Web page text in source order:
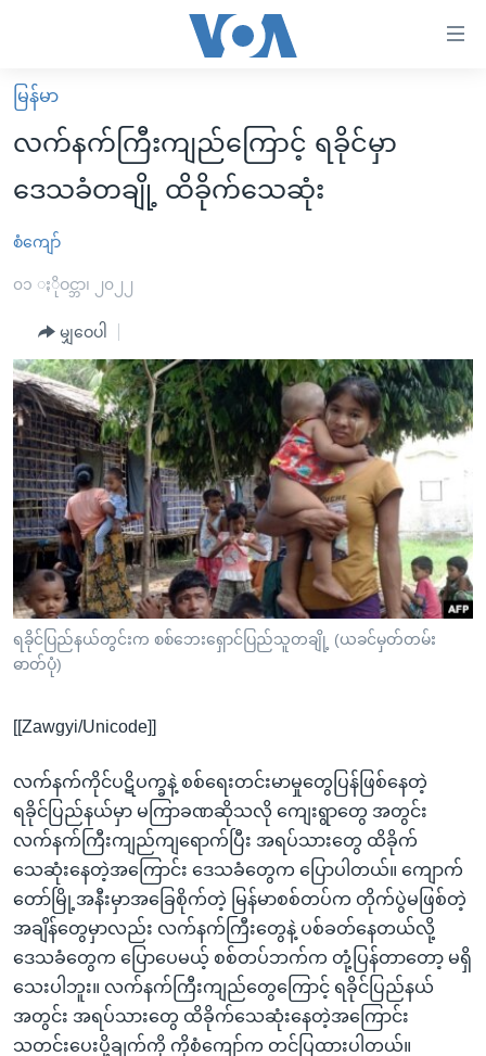
လွယ်ကူ
စေ
များ
ပင်မ
ကျော်
ကြည့်
ရန်
ပင်မ
အ
ညွန်း
စာမျက်နှာ
သို့
ကျော်
ကြည့်
ရန်
ရန်
သို့
ကျော်
ရန်
မူလစာမျက်နှာ
မြန်မာ
ကမ္ဘာ့သတင်းများ
နိုင်ငံတကာ
အစ္စရေး-ပါလက်စတိုင်း
ဗွီဒီယို
အင်္ဂလိပ်စာလေ့လာမယ်
အမေရိကန်သုံးအီဒီယံ
မကြေးမုံရဲ့ အင်္ဂလိပ်စာ
ရုပ်ရှင်ထဲက အင်္ဂလိပ်စာ
သုတပဒေသာ အင်္ဂလိပ်စာ
အပတ်စဉ်ကဏ္ဍများ
ရေဒီယို
တီဗွီ
ရေဒီယိုနှင့်ရုပ်သံ အချက်အလက်များ
ရေဒီယို/တီဗွီအစီအစဉ်
Learning English
ဗွီအိုအေ လူမှုကွန်ယက်များ
မြန်မာ
လက်နက်ကြီးကျည်ကြောင့် ရခိုင်မှာ
ဒေသခံတချို့ ထိခိုက်သေဆုံး
စံကျော်
၀၁ ႏိုဝင္ဘာ၊ ၂၀၂၂
မျှဝေပါ
ရခိုင်ပြည်နယ်တွင်းက စစ်ဘေးရှောင်ပြည်သူတချို့ (ယခင်မှတ်တမ်း
ဓာတ်ပုံ)
[[Zawgyi/Unicode]]
လက်နက်ကိုင်ပဋိပက္ခနဲ့ စစ်ရေးတင်းမာမှုတွေပြန်ဖြစ်နေတဲ့
ရခိုင်ပြည်နယ်မှာ မကြာခဏဆိုသလို ကျေးရွာတွေ အတွင်း
လက်နက်ကြီးကျည်ကျရောက်ပြီး အရပ်သားတွေ ထိခိုက်
သေဆုံးနေတဲ့အကြောင်း ဒေသခံတွေက ပြောပါတယ်။ ကျောက်
တော်မြို့အနီးမှာအခြေစိုက်တဲ့ မြန်မာစစ်တပ်က တိုက်ပွဲမဖြစ်တဲ့
အချိန်တွေမှာလည်း လက်နက်ကြီးတွေနဲ့ ပစ်ခတ်နေတယ်လို့
ဒေသခံတွေက ပြောပေမယ့် စစ်တပ်ဘက်က တုံ့ပြန်တာတော့ မရှိ
သေးပါဘူး။ လက်နက်ကြီးကျည်တွေကြောင့် ရခိုင်ပြည်နယ်
အတွင်း အရပ်သားတွေ ထိခိုက်သေဆုံးနေတဲ့အကြောင်း
သတင်းပေးပို့ချက်ကို ကိုစံကျော်က တင်ပြထားပါတယ်။